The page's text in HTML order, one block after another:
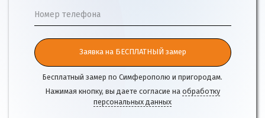
Номер телефона
Заявка на БЕСПЛАТНЫЙ замер
Бесплатный замер по Симферополю и пригородам.
Нажимая кнопку, вы даете согласие на обработку
персональных данных